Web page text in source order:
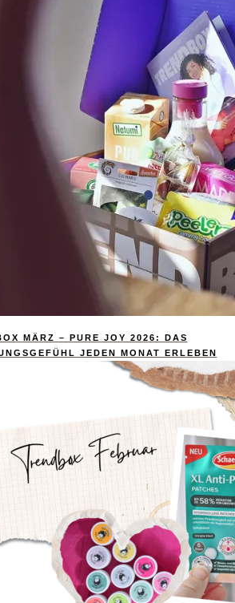
MÄRZ – PURE JOY 2026: DAS
JEDEN MONAT ERLEBEN